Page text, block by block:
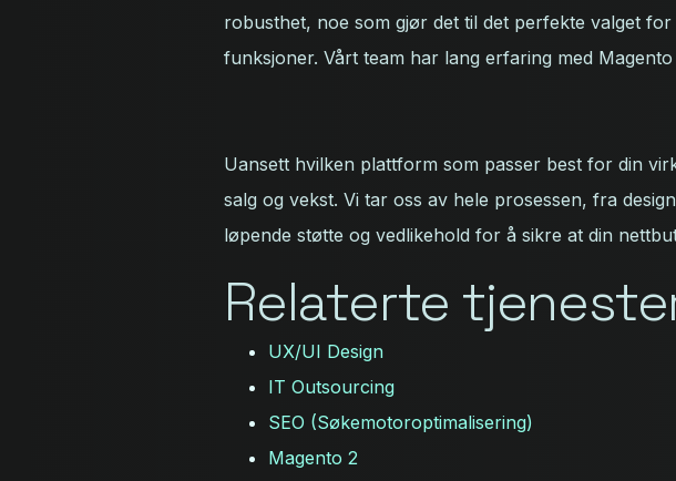
robusthet, noe som gjør det til det perfekte valget
funksjoner. Vårt team har lang erfaring med
Uansett hvilken plattform som passer best for din
salg og vekst. Vi tar oss av hele prosessen, fra
løpende støtte og vedlikehold for å sikre at din
Relaterte
UX/UI Design
IT Outsourcing
SEO (Søkemotoroptimalisering)
Magento 2